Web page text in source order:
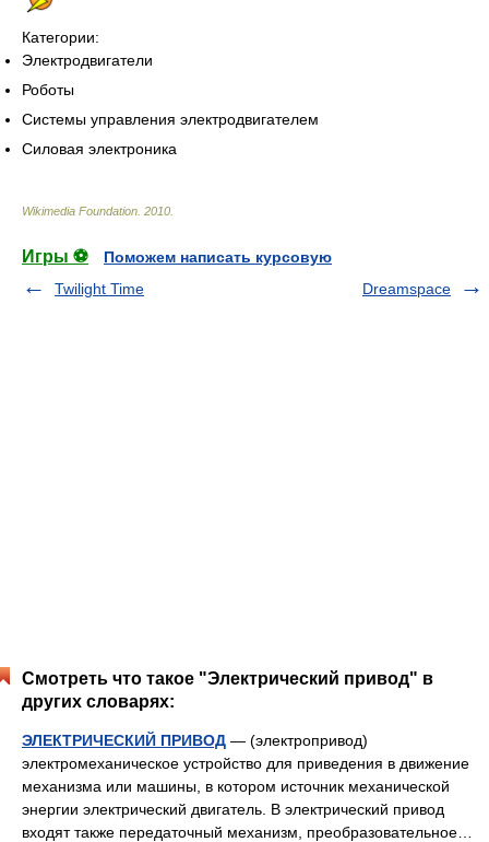
Категории:
Электродвигатели
Роботы
Системы управления электродвигателем
Силовая электроника
Wikimedia Foundation 2010
Игры ⚽
Поможем написать курсовую
Twilight Time
Dreamspace
Смотреть что такое "Электрический привод" в
других словарях:
ЭЛЕКТРИЧЕСКИЙ ПРИВОД — (электропривод)
электромеханическое устройство для приведения в движение
механизма или машины, в котором источник механической
энергии электрический двигатель. В электрический привод
входят также передаточный механизм, преобразовательное…